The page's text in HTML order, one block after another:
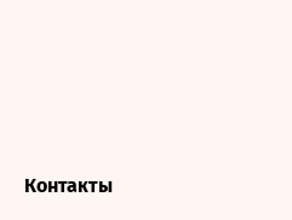
Контакты